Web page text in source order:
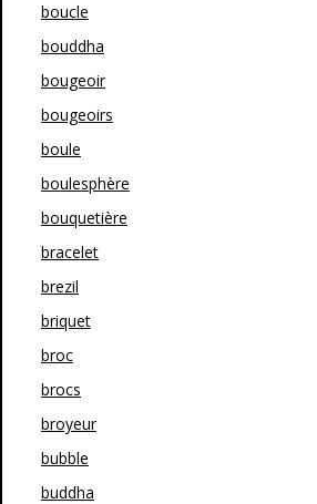
boucle
bouddha
bougeoir
bougeoirs
boule
boulesphère
bouquetière
bracelet
brezil
briquet
broc
brocs
broyeur
bubble
buddha